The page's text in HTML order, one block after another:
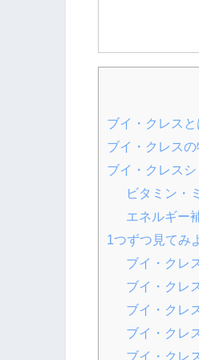
ブイ・クレスと
ブイ・クレスの
ブイ・クレス
ビタミン・
エネルギー
1つずつ見てみ
ブイ・クレ
ブイ・クレ
ブイ・クレ
ブイ・クレ
ブイ・クレ